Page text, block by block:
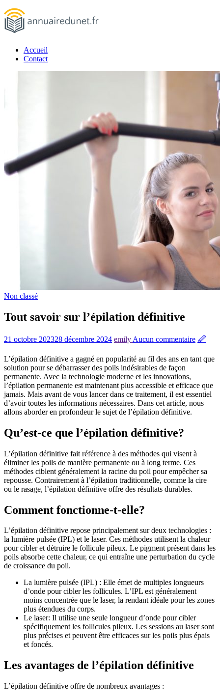
Passer
au
contenu
annuairedunet.fr
Accueil
Contact
Non classé
Tout savoir sur l’épilation définitive
21 octobre 202328 décembre 2024 emily Aucun commentaire 🖉
L’épilation définitive a gagné en popularité au fil des ans en tant que
solution pour se débarrasser des poils indésirables de façon
permanente. Avec la technologie moderne et les innovations,
l’épilation permanente est maintenant plus accessible et efficace que
jamais. Mais avant de vous lancer dans ce traitement, il est essentiel
d’avoir toutes les informations nécessaires. Dans cet article, nous
allons aborder en profondeur le sujet de l’épilation définitive.
Qu’est-ce que l’épilation définitive?
L’épilation définitive fait référence à des méthodes qui visent à
éliminer les poils de manière permanente ou à long terme. Ces
méthodes ciblent généralement la racine du poil pour empêcher sa
repousse. Contrairement à l’épilation traditionnelle, comme la cire
ou le rasage, l’épilation définitive offre des résultats durables.
Comment fonctionne-t-elle?
L’épilation définitive repose principalement sur deux technologies :
la lumière pulsée (IPL) et le laser. Ces méthodes utilisent la chaleur
pour cibler et détruire le follicule pileux. Le pigment présent dans les
poils absorbe cette chaleur, ce qui entraîne une perturbation du cycle
de croissance du poil.
La lumière pulsée (IPL) : Elle émet de multiples longueurs
d’onde pour cibler les follicules. L’IPL est généralement
moins concentrée que le laser, la rendant idéale pour les zones
plus étendues du corps.
Le laser: Il utilise une seule longueur d’onde pour cibler
spécifiquement les follicules pileux. Les sessions au laser sont
plus précises et peuvent être efficaces sur les poils plus épais
et foncés.
Les avantages de l’épilation définitive
L’épilation définitive offre de nombreux avantages :